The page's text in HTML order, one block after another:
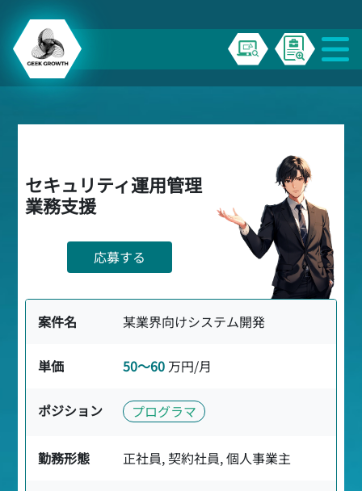
セキュリティ運用管理
業務支援
応募する
案件名 某業界向けシステム開発
単価 50〜60 万円/月
ポジション プログラマ
勤務形態 正社員, 契約社員, 個人事業主